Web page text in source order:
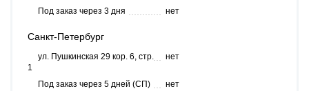
Под заказ через 3 дня
нет
Санкт-Петербург
ул. Пушкинская 29 кор. 6, стр.
1
нет
Под заказ через 5 дней (СП) нет